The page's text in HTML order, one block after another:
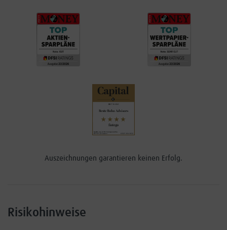
Auszeichnungen garantieren keinen Erfolg.
Risikohinweise